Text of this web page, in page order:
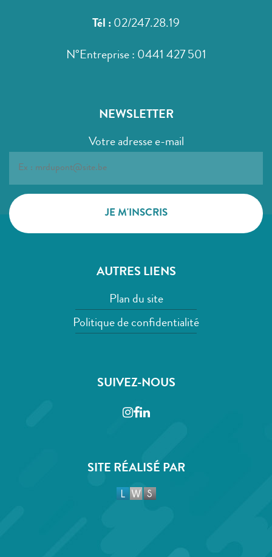
Tél : 02/247.28.19
N°Entreprise : 0441 427 501
NEWSLETTER
Votre adresse e-mail
AUTRES LIENS
Plan du site
Politique de confidentialité
SUIVEZ-NOUS
Instagram
Facebook
LinkedIn
SITE RÉALISÉ PAR